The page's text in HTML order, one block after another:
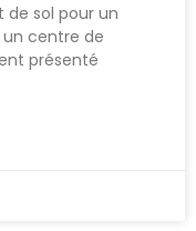
de sol pour un
centre de
présenté